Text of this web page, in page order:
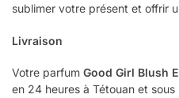
sublimer votre présent et offrir
Livraison
Votre parfum Good Girl Blush
en 24 heures à Tétouan et